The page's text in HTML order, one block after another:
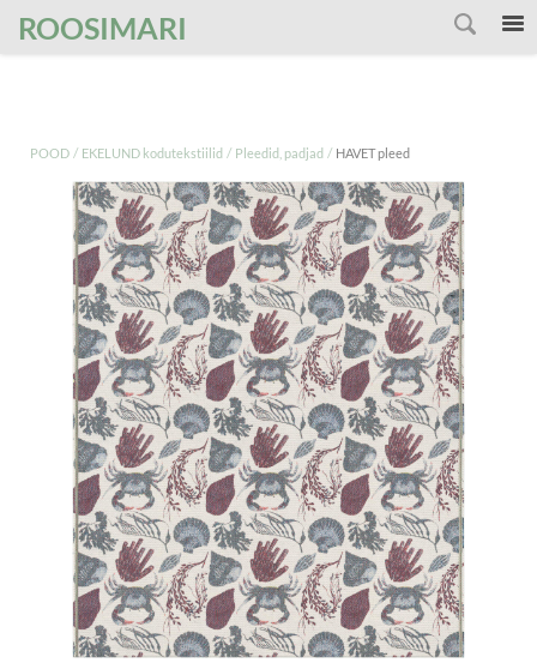
ROOSIMARI
POOD / EKELUND kodutekstiilid / Pleedid, padjad / HAVET pleed